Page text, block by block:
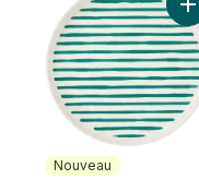
Nouveau